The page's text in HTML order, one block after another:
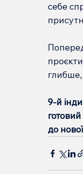
себе
9-й
до